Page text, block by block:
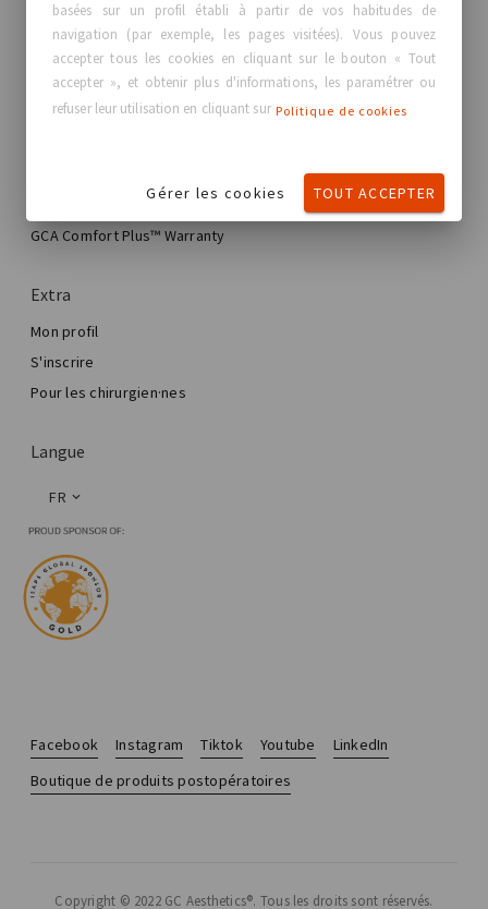
Nous contacter
Vraies histoires, vraies femmes
Blog
Ma chirurgie mammaire
Chirurgie esthétique mammaire
Total Breast Reconstruction™
Trouver votre implant GCA®
GCA Comfort Plus™ Warranty
Extra
Mon profil
S'inscrire
Pour les chirurgien·nes
Langue
FR
Facebook Instagram Tiktok Youtube
LinkedIn
Boutique de produits postopératoires
Copyright © 2022 GC Aesthetics®. Tous les droits sont réservés.
basées sur un profil établi à partir de vos habitudes de
navigation (par exemple, les pages visitées). Vous pouvez
accepter tous les cookies en cliquant sur le bouton « Tout
accepter », et obtenir plus d'informations, les paramétrer ou
refuser leur utilisation en cliquant sur Politique de cookies
Gérer les cookies TOUT ACCEPTER